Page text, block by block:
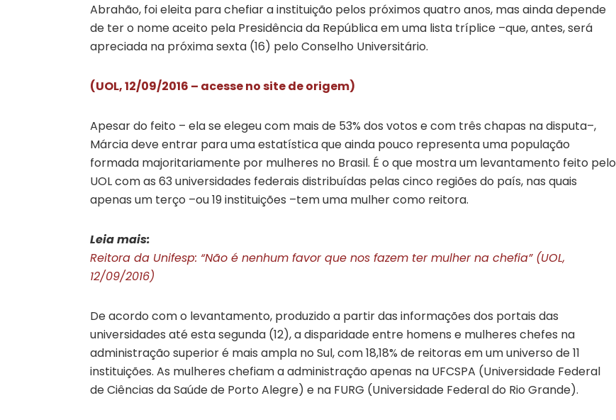
Abrahão, foi eleita para chefiar a instituição pelos próximos quatro anos, mas ainda depende
de ter o nome aceito pela Presidência da República em uma lista tríplice –que, antes, será
apreciada na próxima sexta (16) pelo Conselho Universitário.
(UOL, 12/09/2016 – acesse no site de origem)
Apesar do feito – ela se elegeu com mais de 53% dos votos e com três chapas na disputa–,
Márcia deve entrar para uma estatística que ainda pouco representa uma população
formada majoritariamente por mulheres no Brasil. É o que mostra um levantamento feito pelo
UOL com as 63 universidades federais distribuídas pelas cinco regiões do país, nas quais
apenas um terço –ou 19 instituições –tem uma mulher como reitora.
Leia mais:
Reitora da Unifesp: “Não é nenhum favor que nos fazem ter mulher na chefia” (UOL,
12/09/2016)
De acordo com o levantamento, produzido a partir das informações dos portais das
universidades até esta segunda (12), a disparidade entre homens e mulheres chefes na
administração superior é mais ampla no Sul, com 18,18% de reitoras em um universo de 11
instituições. As mulheres chefiam a administração apenas na UFCSPA (Universidade Federal
de Ciências da Saúde de Porto Alegre) e na FURG (Universidade Federal do Rio Grande).